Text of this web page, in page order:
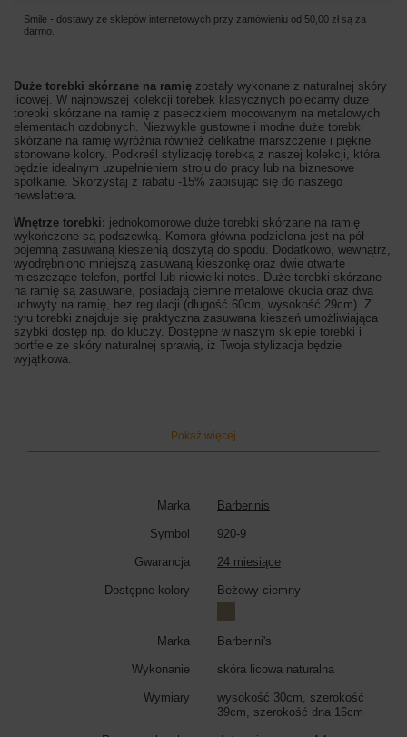
Smile - dostawy ze sklepów internetowych przy zamówieniu od 50,00 zł są za
darmo.
Duże torebki skórzane na ramię zostały wykonane z naturalnej skóry
licowej. W najnowszej kolekcji torebek klasycznych polecamy duże
torebki skórzane na ramię z paseczkiem mocowanym na metalowych
elementach ozdobnych. Niezwykle gustowne i modne duże torebki
skórzane na ramię wyróżnia również delikatne marszczenie i piękne
stonowane kolory. Podkreśl stylizację torebką z naszej kolekcji, która
będzie idealnym uzupełnieniem stroju do pracy lub na biznesowe
spotkanie. Skorzystaj z rabatu -15% zapisując się do naszego
newslettera.
Wnętrze torebki: jednokomorowe duże torebki skórzane na ramię
wykończone są podszewką. Komora główna podzielona jest na pół
pojemną zasuwaną kieszenią doszytą do spodu. Dodatkowo, wewnątrz,
wyodrębniono mniejszą zasuwaną kieszonkę oraz dwie otwarte
mieszczące telefon, portfel lub niewielki notes. Duże torebki skórzane
na ramię są zasuwane, posiadają ciemne metalowe okucia oraz dwa
uchwyty na ramię, bez regulacji (długość 60cm, wysokość 29cm). Z
tyłu torebki znajduje się praktyczna zasuwana kieszeń umożliwiająca
szybki dostęp np. do kluczy. Dostępne w naszym sklepie torebki i
portfele ze skóry naturalnej sprawią, iż Twoja stylizacja będzie
wyjątkowa.
Pokaż więcej
Marka Barberinis
Symbol 920-9
Gwarancja 24 miesiące
Dostępne kolory Beżowy ciemny
Marka Barberini's
Wykonanie skóra licowa naturalna
Wymiary
wysokość 30cm, szerokość
39cm, szerokość dna 16cm